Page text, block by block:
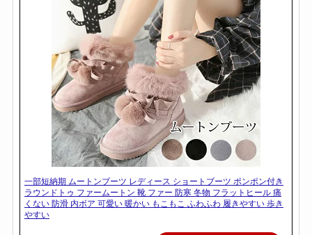
一部短納期 ムートンブーツ レディース ショートブーツ ポンポン付き
ラウンドトゥ ファームートン 靴 ファー 防寒 冬物 フラットヒール 痛
くない 防滑 内ボア 可愛い 暖かい もこもこ ふわふわ 履きやすい 歩き
やすい